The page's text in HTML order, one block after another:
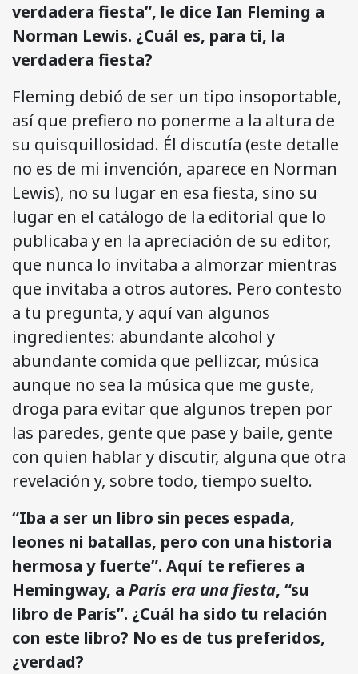
verdadera fiesta”, le dice Ian Fleming a
Norman Lewis. ¿Cuál es, para ti, la
verdadera fiesta?
Fleming debió de ser un tipo insoportable,
así que prefiero no ponerme a la altura de
su quisquillosidad. Él discutía (este detalle
no es de mi invención, aparece en Norman
Lewis), no su lugar en esa fiesta, sino su
lugar en el catálogo de la editorial que lo
publicaba y en la apreciación de su editor,
que nunca lo invitaba a almorzar mientras
que invitaba a otros autores. Pero contesto
a tu pregunta, y aquí van algunos
ingredientes: abundante alcohol y
abundante comida que pellizcar, música
aunque no sea la música que me guste,
droga para evitar que algunos trepen por
las paredes, gente que pase y baile, gente
con quien hablar y discutir, alguna que otra
revelación y, sobre todo, tiempo suelto.
“Iba a ser un libro sin peces espada,
leones ni batallas, pero con una historia
hermosa y fuerte”. Aquí te refieres a
Hemingway, a París era una fiesta, “su
libro de París”. ¿Cuál ha sido tu relación
con este libro? No es de tus preferidos,
¿verdad?